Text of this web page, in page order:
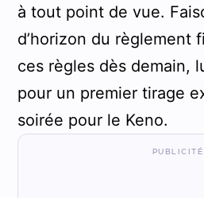
à tout point de vue.
d’horizon du règlement
ces règles dès demain,
pour un premier tirage
soirée pour le Keno.